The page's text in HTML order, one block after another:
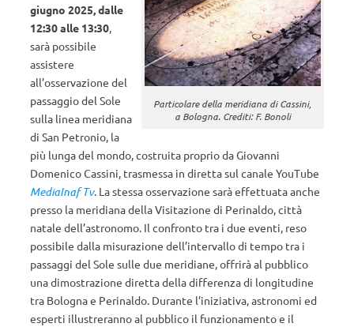
Particolare della meridiana di Cassini,
a Bologna. Crediti: F. Bonoli
giugno 2025,dalle
12:30 alle 13:30,
sarà possibile
assistere
all’osservazione del
passaggio del Sole
sulla linea meridiana
di San Petronio, la
più lunga del mondo, costruita proprio da Giovanni
Domenico Cassini, trasmessa in diretta sul canale YouTube
MediaInaf Tv. La stessa osservazione sarà effettuata anche
presso la meridiana della Visitazione di Perinaldo, città
natale dell’astronomo. Il confronto tra i due eventi, reso
possibile dalla misurazione dell’intervallo di tempo tra i
passaggi del Sole sulle due meridiane, offrirà al pubblico
una dimostrazione diretta della differenza di longitudine
tra Bologna e Perinaldo. Durante l’iniziativa, astronomi ed
esperti illustreranno al pubblico il funzionamento e il